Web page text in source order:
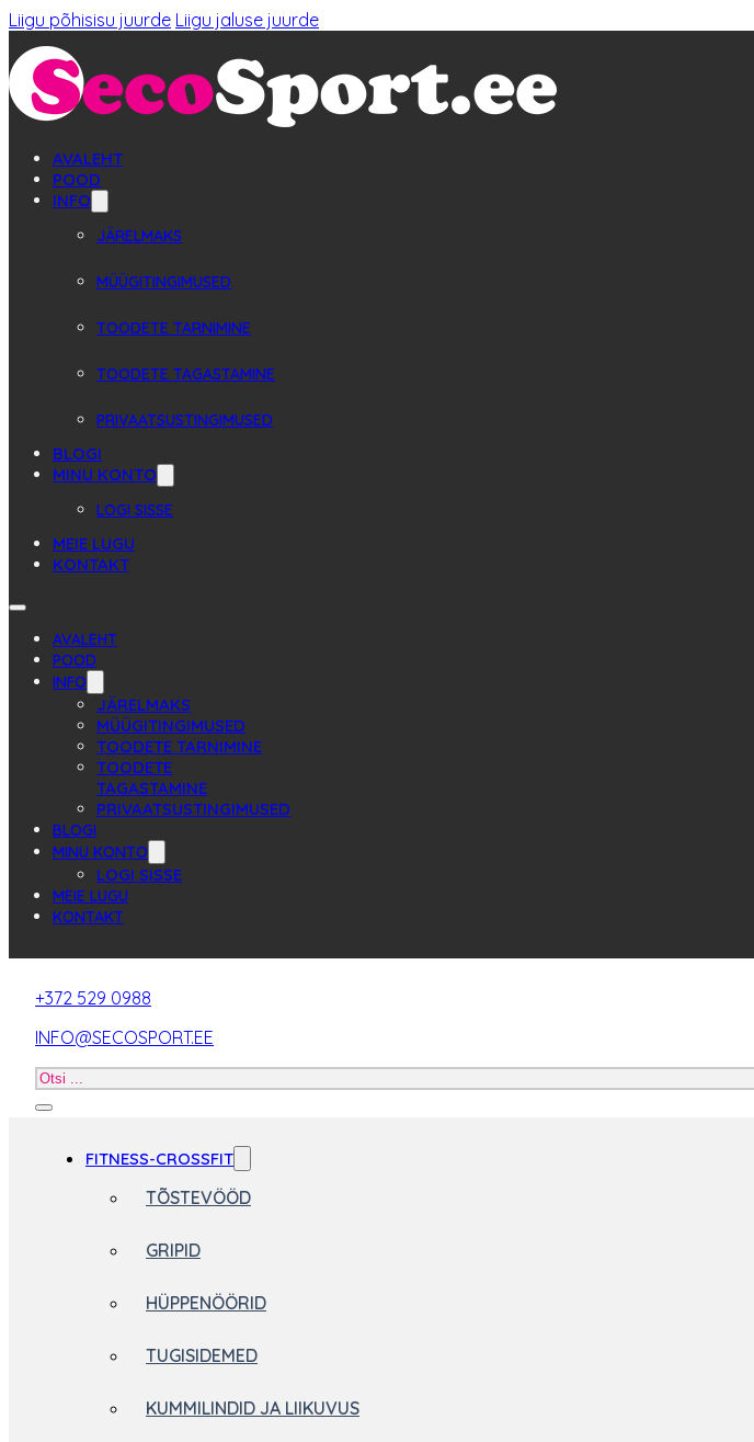
Liigu põhisisu juurde Liigu jaluse juurde
AVALEHT
POOD
INFO
JÄRELMAKS
MÜÜGITINGIMUSED
TOODETE TARNIMINE
TOODETE TAGASTAMINE
PRIVAATSUSTINGIMUSED
BLOGI
MINU KONTO
LOGI SISSE
MEIE LUGU
KONTAKT
AVALEHT
POOD
INFO
JÄRELMAKS
MÜÜGITINGIMUSED
TOODETE TARNIMINE
TOODETE
TAGASTAMINE
PRIVAATSUSTINGIMUSED
BLOGI
MINU KONTO
LOGI SISSE
MEIE LUGU
KONTAKT
+372 529 0988
INFO@SECOSPORT.EE
Otsi
FITNESS-CROSSFIT
TÕSTEVÖÖD
GRIPID
HÜPPENÖÖRID
TUGISIDEMED
KUMMILINDID JA LIIKUVUS